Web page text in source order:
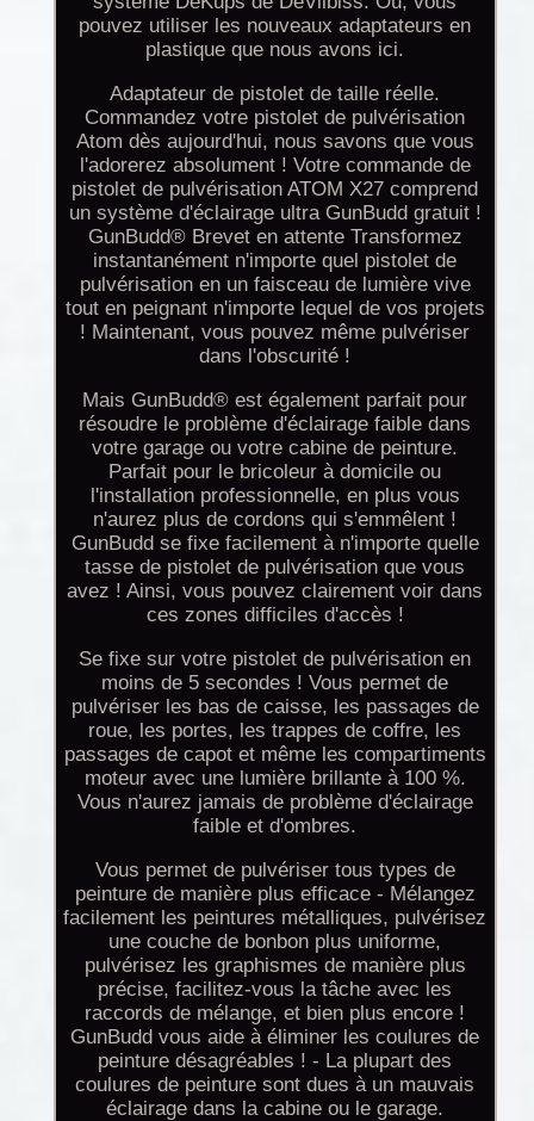
pouvez utiliser les nouveaux adaptateurs en
plastique que nous avons ici.
Adaptateur de pistolet de taille réelle.
Commandez votre pistolet de pulvérisation
Atom dès aujourd'hui, nous savons que vous
l'adorerez absolument ! Votre commande de
pistolet de pulvérisation ATOM X27 comprend
un système d'éclairage ultra GunBudd gratuit !
GunBudd® Brevet en attente Transformez
instantanément n'importe quel pistolet de
pulvérisation en un faisceau de lumière vive
tout en peignant n'importe lequel de vos projets
! Maintenant, vous pouvez même pulvériser
dans l'obscurité !
Mais GunBudd® est également parfait pour
résoudre le problème d'éclairage faible dans
votre garage ou votre cabine de peinture.
Parfait pour le bricoleur à domicile ou
l'installation professionnelle, en plus vous
n'aurez plus de cordons qui s'emmêlent !
GunBudd se fixe facilement à n'importe quelle
tasse de pistolet de pulvérisation que vous
avez ! Ainsi, vous pouvez clairement voir dans
ces zones difficiles d'accès !
Se fixe sur votre pistolet de pulvérisation en
moins de 5 secondes ! Vous permet de
pulvériser les bas de caisse, les passages de
roue, les portes, les trappes de coffre, les
passages de capot et même les compartiments
moteur avec une lumière brillante à 100 %.
Vous n'aurez jamais de problème d'éclairage
faible et d'ombres.
Vous permet de pulvériser tous types de
peinture de manière plus efficace - Mélangez
facilement les peintures métalliques, pulvérisez
une couche de bonbon plus uniforme,
pulvérisez les graphismes de manière plus
précise, facilitez-vous la tâche avec les
raccords de mélange, et bien plus encore !
GunBudd vous aide à éliminer les coulures de
peinture désagréables ! - La plupart des
coulures de peinture sont dues à un mauvais
éclairage dans la cabine ou le garage.